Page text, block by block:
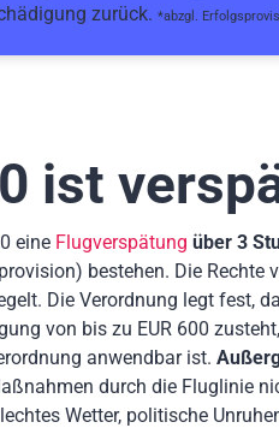
zurück. *abzgl.
ist
eine Flugverspätung über 3
bestehen. Die Rechte
Die Verordnung legt fest,
von bis zu EUR 600
anwendbar ist.
durch die Fluglinie
Wetter, politische